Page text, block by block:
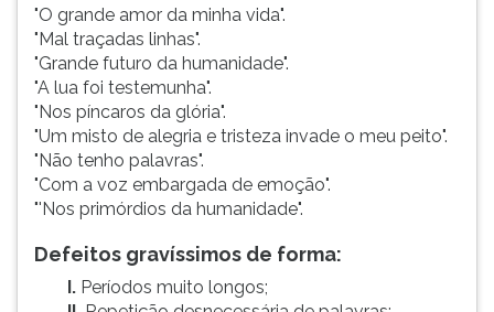
"O grande amor da minha vida".
"Mal traçadas linhas".
"Grande futuro da humanidade".
"A lua foi testemunha".
"Nos píncaros da glória".
"Um misto de alegria e tristeza invade o meu peito".
"Não tenho palavras".
"Com a voz embargada de emoção".
"'Nos primórdios da humanidade".
Defeitos gravíssimos de forma:
I. Períodos muito longos;